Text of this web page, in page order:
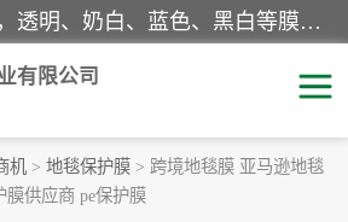
该类保护膜有复合，透明、奶白、蓝色、黑白等膜型。特高粘，高粘，中高粘，中粘，中低粘，低粘等。对于不同的粘力要求有相应的产品相适配。无胶渍残留污染。在较宽的收卷幅度下平整无皱纹，收卷长度大，利于机械化及自动化施工粘贴。为您的产品提供的表面保护解决方案。 产品广泛适用于：铝材、不锈钢、金属、塑料、电子、家电、家具、玻璃、化工材料、装饰材料等。
有限公司
机 > 地毯保护膜 > 跨境地毯膜 亚马逊地毯
供应商 pe保护膜
包装膜